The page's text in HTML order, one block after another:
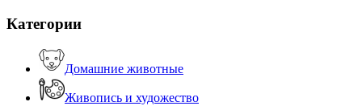
Категории
Домашние животные
Живопись и художество